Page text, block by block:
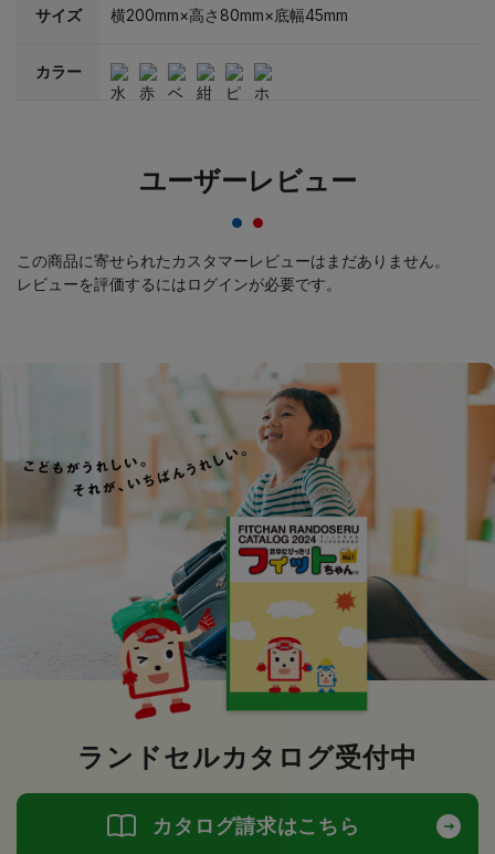
サイズ 横200mm×高さ80mm×底幅45mm
カラー
ユーザーレビュー
この商品に寄せられたカスタマーレビューはまだありません。
レビューを評価するにはログインが必要です。
ランドセルカタログ受付中
カタログ請求はこちら